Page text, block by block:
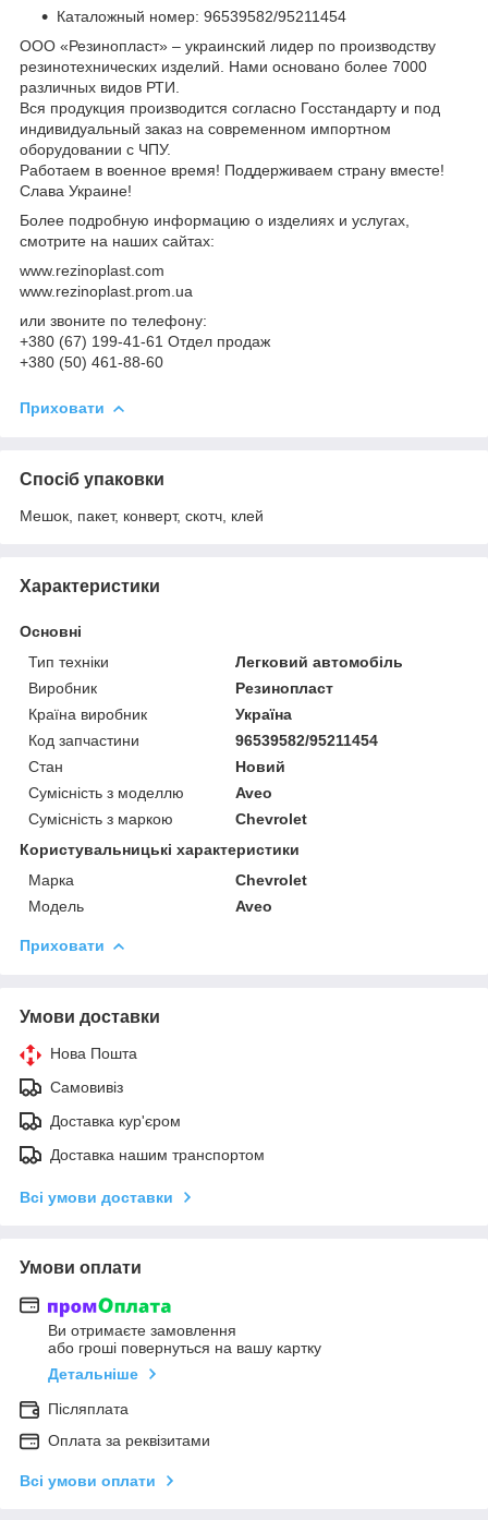
Каталожный номер: 96539582/95211454
ООО «Резинопласт» – украинский лидер по производству
резинотехнических изделий. Нами основано более 7000
различных видов РТИ.
Вся продукция производится согласно Госстандарту и под
индивидуальный заказ на современном импортном
оборудовании с ЧПУ.
Работаем в военное время! Поддерживаем страну вместе!
Слава Украине!
Более подробную информацию о изделиях и услугах,
смотрите на наших сайтах:
www.rezinoplast.com
www.rezinoplast.prom.ua
или звоните по телефону:
+380 (67) 199-41-61 Отдел продаж
+380 (50) 461-88-60
Приховати
Спосіб упаковки
Мешок, пакет, конверт, скотч, клей
Характеристики
Основні
Тип техніки
Легковий автомобіль
Виробник
Резинопласт
Країна виробник
Україна
Код запчастини
96539582/95211454
Стан
Новий
Сумісність з моделлю
Aveo
Сумісність з маркою
Chevrolet
Користувальницькі характеристики
Марка
Chevrolet
Модель
Aveo
Приховати
Умови доставки
Нова Пошта
Самовивіз
Доставка кур'єром
Доставка нашим транспортом
Всі умови доставки
Умови оплати
Ви отримаєте замовлення
або гроші повернуться на вашу картку
Детальніше
Післяплата
Оплата за реквізитами
Всі умови оплати